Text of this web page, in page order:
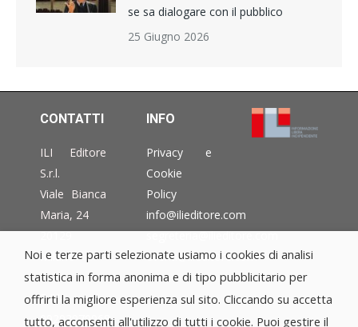
se sa dialogare con il pubblico
25 Giugno 2026
CONTATTI
ILI Editore
S.r.l.
Viale Bianca
Maria, 24
20129
Milano –
Italia
P.IVA
09203970968
INFO
Privacy e
Cookie
Policy
info@ilieditore.com
segreteria@ilieditore.com
eventi@ilieditore.com
Noi e terze parti selezionate usiamo i cookies di analisi
statistica in forma anonima e di tipo pubblicitario per
offrirti la migliore esperienza sul sito. Cliccando su accetta
tutto, acconsenti all'utilizzo di tutti i cookie. Puoi gestire il